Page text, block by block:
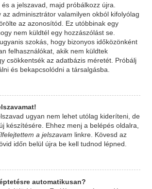
a jelszavad, majd próbálkozz újra.
az adminisztrátor valamilyen okból kifolyólag
az azonosítód. Ez utóbbinak egy
nem küldtél egy hozzászólást se.
szokás, hogy bizonyos időközönként
felhasználókat, akik nem küldtek
csökkentsék az adatbázis méretét. Próbálj
és bekapcsolódni a társalgásba.
ugyan nem lehet utólag kideríteni, de
készítésére. Ehhez menj a belépés oldalra,
a jelszavam linkre. Kövesd az
időn belül újra be kell tudnod lépned.
automatikusan?